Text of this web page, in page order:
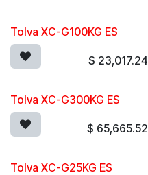
Tolva XC-G100KG ES
$ 23,017.24
Tolva XC-G300KG ES
$ 65,665.52
Tolva XC-G25KG ES